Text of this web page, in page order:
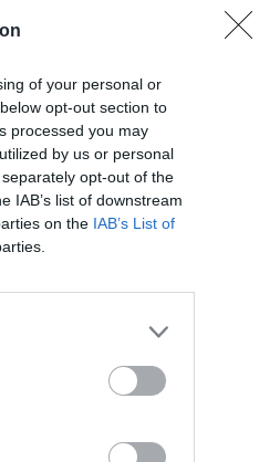
of your personal or
opt-out section to
processed you may
by us or personal
opt-out of the
IAB’s list of downstream
on the IAB’s List of